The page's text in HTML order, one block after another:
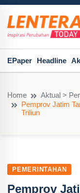
EPaper Headline
Home
Aktual >
Pemprov Jatim
Triliun
PEMERINTAHAN
Pemprov